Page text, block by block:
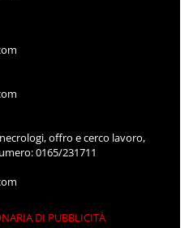
offro e cerco lavoro,
0165/231711
DI PUBBLICITÀ